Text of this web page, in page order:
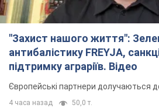
"Захист нашого життя":
антибалістику FREYJA,
підтримку аграріїв. Відео
Європейські партнери долучаються
4 часа назад 50,0 т.